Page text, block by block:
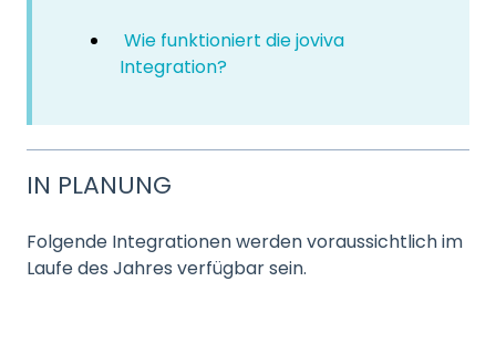
Wie funktioniert die joviva
Integration?
IN PLANUNG
Folgende Integrationen werden voraussichtlich im
Laufe des Jahres verfügbar sein.